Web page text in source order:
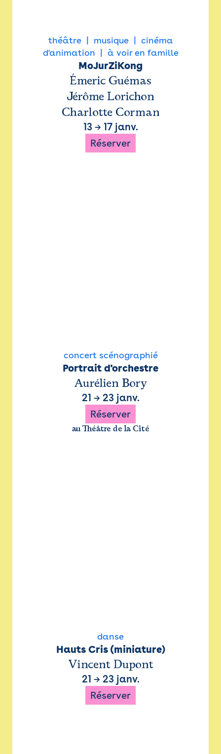
théâtre musique
cinéma
d'animation
à voir en famille
MoJurZiKong
Émeric Guémas
Jérôme Lorichon
Charlotte Corman
13→ 17 janv.
Réserver
concert scénographié
Portrait d'orchestre
Aurélien Bory
21 → 23 janv.
Réserver
au Théâtre de la Cité
danse
Hauts Cris (miniature)
Vincent Dupont
21 → 23 janv.
Réserver